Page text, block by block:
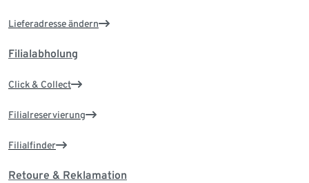
Lieferadresse ändern
Filialabholung
Click & Collect
Filialreservierung
Filialfinder
Retoure & Reklamation